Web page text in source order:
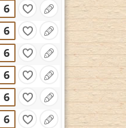
6
6
6
6
6
6